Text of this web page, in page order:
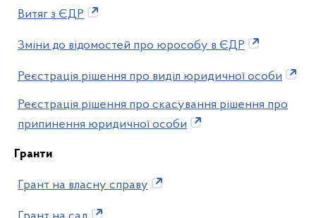
Витяг з ЄДР
Зміни до відомостей про юрособу в ЄДР
Реєстрація рішення про виділ юридичної особи
Реєстрація рішення про скасування рішення про
припинення юридичної особи
Гранти
Грант на власну справу